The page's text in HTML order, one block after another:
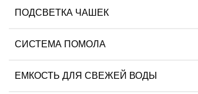
ПОДСВЕТКА ЧАШЕК
СИСТЕМА ПОМОЛА
ЕМКОСТЬ ДЛЯ СВЕЖЕЙ ВОДЫ